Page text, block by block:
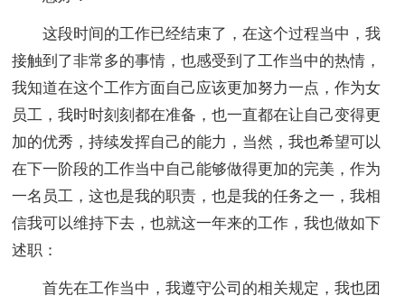
这段时间的工作已经结束了，在这个过程当中，我
接触到了非常多的事情，也感受到了工作当中的热情，
我知道在这个工作方面自己应该更加努力一点，作为女
员工，我时时刻刻都在准备，也一直都在让自己变得更
加的优秀，持续发挥自己的能力，当然，我也希望可以
在下一阶段的工作当中自己能够做得更加的完美，作为
一名员工，这也是我的职责，也是我的任务之一，我相
信我可以维持下去，也就这一年来的工作，我也做如下
述职：
首先在工作当中，我遵守公司的相关规定，我也团